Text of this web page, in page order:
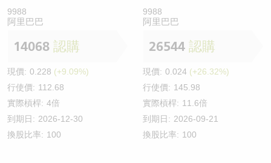
9988
阿里巴巴
14068 認購
現價: 0.228 (+9.09%)
行使價: 112.68
實際槓桿: 4倍
到期日: 2026-12-30
換股比率: 100
9988
阿里巴巴
26544 認購
現價: 0.024 (+26.32%)
行使價: 145.98
實際槓桿: 11.6倍
到期日: 2026-09-21
換股比率: 100